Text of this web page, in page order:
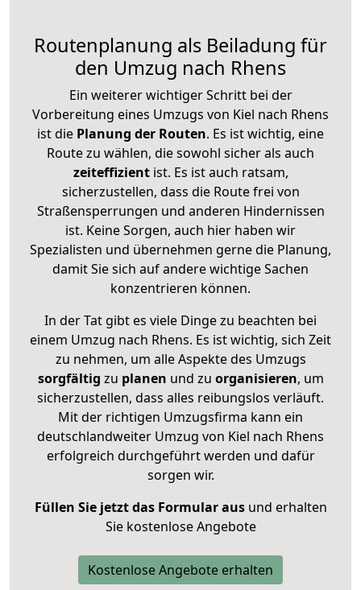
Routenplanung als Beiladung für
den Umzug nach Rhens
Ein weiterer wichtiger Schritt bei der
Vorbereitung eines Umzugs von Kiel nach Rhens
ist die Planung der Routen. Es ist wichtig, eine
Route zu wählen, die sowohl sicher als auch
zeiteffizientist. Es ist auch ratsam,
sicherzustellen, dass die Route frei von
Straßensperrungen und anderen Hindernissen
ist. Keine Sorgen, auch hier haben wir
Spezialisten und übernehmen gerne die Planung,
damit Sie sich auf andere wichtige Sachen
konzentrieren können.
In der Tat gibt es viele Dinge zu beachten bei
einem Umzug nach Rhens. Es ist wichtig, sich Zeit
zu nehmen, um alle Aspekte des Umzugs
sorgfältig zu planen und zu organisieren, um
sicherzustellen, dass alles reibungslos verläuft.
Mit der richtigen Umzugsfirma kann ein
deutschlandweiter Umzug von Kiel nach Rhens
erfolgreich durchgeführt werden und dafür
sorgen wir.
Füllen Sie jetzt das Formular ausund erhalten
Sie kostenlose Angebote
Kostenlose Angebote erhalten